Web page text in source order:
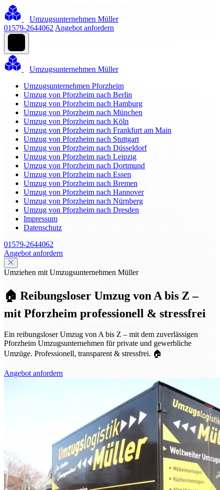
Umzugsunternehmen Müller
01579-2644062 Angebot anfordern
Umzugsunternehmen Müller
Umzugsunternehmen Pforzheim
Umzug von Pforzheim nach Berlin
Umzug von Pforzheim nach Hamburg
Umzug von Pforzheim nach München
Umzug von Pforzheim nach Köln
Umzug von Pforzheim nach Frankfurt am Main
Umzug von Pforzheim nach Stuttgart
Umzug von Pforzheim nach Düsseldorf
Umzug von Pforzheim nach Leipzig
Umzug von Pforzheim nach Dortmund
Umzug von Pforzheim nach Essen
Umzug von Pforzheim nach Bremen
Umzug von Pforzheim nach Hannover
Umzug von Pforzheim nach Nürnberg
Umzug von Pforzheim nach Dresden
Impressum
Datenschutz
01579-2644062
Angebot anfordern
Umziehen mit Umzugsunternehmen Müller
🏠 Reibungsloser Umzug von A bis Z –
mit Pforzheim professionell & stressfrei
Ein reibungsloser Umzug von A bis Z – mit dem zuverlässigen
Pforzheim Umzugsunternehmen für private und gewerbliche
Umzüge. Professionell, transparent & stressfrei. 🏠
Angebot anfordern